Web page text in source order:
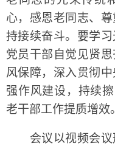
心，感恩老同志、
持接续奋斗。要学
党员干部自觉见贤
风保障，深入贯彻
强作风建设，持续
老干部工作提质增效。
会议以视频会议